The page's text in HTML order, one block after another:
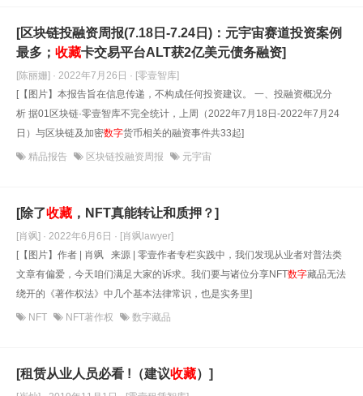
[区块链投融资周报(7.18日-7.24日)：元宇宙赛道投资案例
最多； 收藏卡交易平台ALT获2亿美元债务融资]
[陈丽姗] · 2022年7月26日 · [零壹智库]
[【图片】本报告旨在信息传递，不构成任何投资建议。 一、投融资概况分
析 据01区块链·零壹智库不完全统计，上周（2022年7月18日-2022年7月24
日）与区块链及加密数字货币相关的融资事件共33起]
精品报告 区块链投融资周报 元宇宙
[除了收藏 ，NFT真能转让和质押？]
[肖飒] · 2022年6月6日 · [肖飒lawyer]
[【图片】作者 | 肖飒 来源 | 零壹作者专栏实践中，我们发现从业者对普法类
文章有偏爱，今天咱们满足大家的诉求。我们要与诸位分享NFT数字藏品无法
绕开的《著作权法》中几个基本法律常识，也是实务里]
NFT NFT著作权 数字藏品
[租赁从业人员必看 !（建议收藏）]